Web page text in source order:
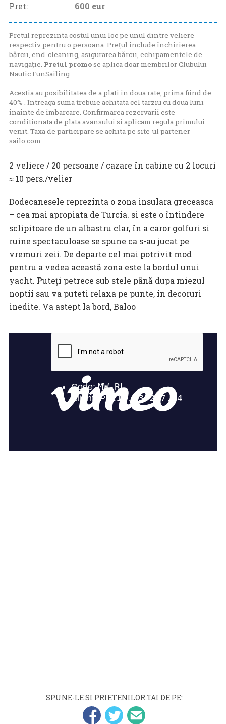
Pret: 600 eur
Pretul reprezinta costul unui loc pe unul dintre veliere
respectiv pentru o persoana. Prețul include închirierea
bărcii, end-cleaning, asigurarea bărcii, echipamentele de
navigație. Pretul promose aplica doar membrilor Clubului
Nautic FunSailing.
Acestia au posibilitatea de a plati in doua rate, prima fiind de
40% . Intreaga suma trebuie achitata cel tarziu cu doua luni
inainte de imbarcare. Confirmarea rezervarii este
conditionata de plata avansului si aplicam regula primului
venit. Taxa de participare se achita pe site-ul partener
sailo.com
2 veliere / 20 persoane / cazare în cabine cu 2 locuri
≈ 10 pers./velier
Dodecanesele reprezinta o zona insulara greceasca
– cea mai apropiata de Turcia. si este o întindere
sclipitoare de un albastru clar, în a caror golfuri si
ruine spectaculoase se spune ca s-au jucat pe
vremuri zeii. De departe cel mai potrivit mod
pentru a vedea această zona este la bordul unui
yacht. Puteți petrece sub stele până dupa miezul
noptii sau va puteti relaxa pe punte, in decoruri
inedite. Va astept la bord, Baloo
SPUNE-LE SI PRIETENILOR TAI DE PE: